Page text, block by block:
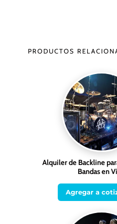
PRODUCTOS
Alquiler de Backline
Bandas en
Agregar a